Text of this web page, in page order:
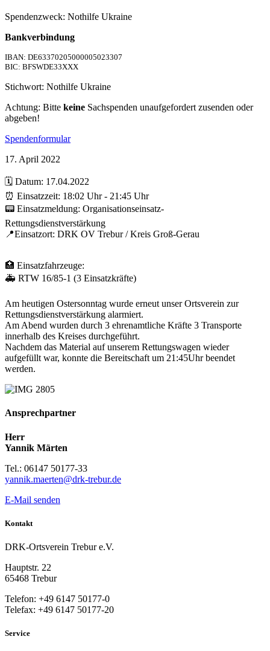
Spendenzweck: Nothilfe Ukraine
Bankverbindung
IBAN: DE63370205000005023307
BIC: BFSWDE33XXX
Stichwort: Nothilfe Ukraine
Achtung: Bitte keine Sachspenden unaufgefordert zusenden oder
abgeben!
Spendenformular
17. April 2022
🗓️ Datum: 17.04.2022
⏰ Einsatzzeit: 18:02 Uhr - 21:45 Uhr
📟 Einsatzmeldung: Organisationseinsatz-
Rettungsdienstverstärkung
📍Einsatzort: DRK OV Trebur / Kreis Groß-Gerau
🏥 Einsatzfahrzeuge:
🚑 RTW 16/85-1 (3 Einsatzkräfte)
Am heutigen Ostersonntag wurde erneut unser Ortsverein zur
Rettungsdienstverstärkung alarmiert.
Am Abend wurden durch 3 ehrenamtliche Kräfte 3 Transporte
innerhalb des Kreises durchgeführt.
Nachdem das Material auf unserem Rettungswagen wieder
aufgefüllt war, konnte die Bereitschaft um 21:45Uhr beendet
werden.
Ansprechpartner
Herr
Yannik Märten
Tel.: 06147 50177-33
yannik.maerten@drk-trebur.de
E-Mail senden
Kontakt
DRK-Ortsverein Trebur e.V.
Hauptstr. 22
65468 Trebur
Telefon: +49 6147 50177-0
Telefax: +49 6147 50177-20
Service